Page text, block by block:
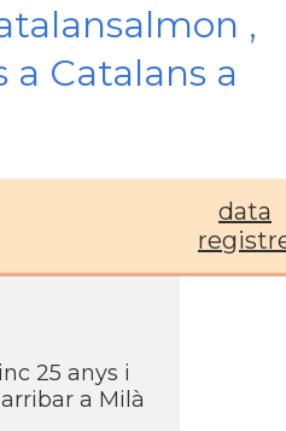
,
a Catalans a
data
25 anys i
a Milà